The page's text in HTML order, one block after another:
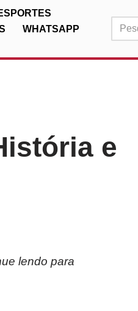
WHATSAPP
e
lendo para